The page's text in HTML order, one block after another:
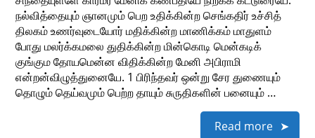
நல்வித்தையும் ஞானமும் பெற உதிக்கின்ற செங்கதிர் உச்சித்
திலகம் உணர்வுடையோர் மதிக்கின்ற மாணிக்கம் மாதுளம்
போது மலர்க்கமலை துதிக்கின்ற மின்கொடி மென்கடிக்
குங்கும தோயமென்ன விதிக்கின்ற மேனி அபிராமி
என்றன்விழுத்துனையே. 1 பிரிந்தவர் ஒன்று சேர துணையும்
தொழும் தெய்வமும் பெற்ற தாயும் சுருதிகளின் பனையும் …
Read more